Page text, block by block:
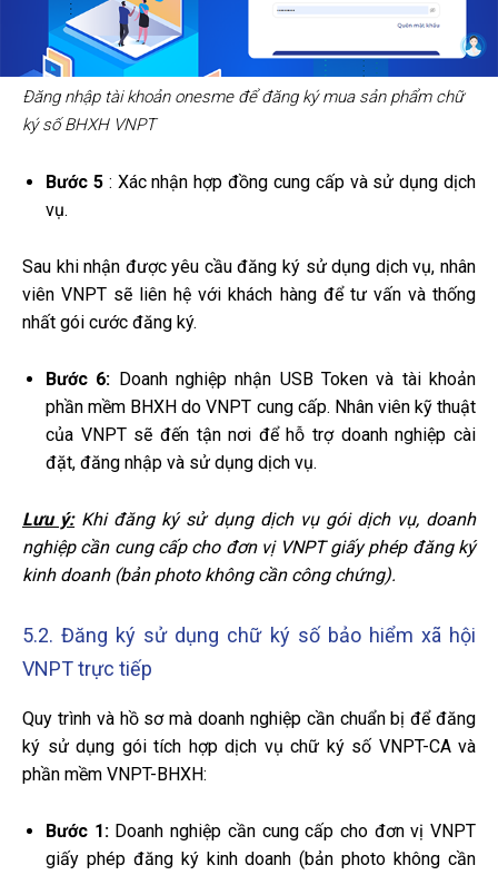
Đăng nhập tài khoản onesme để đăng ký mua sản phẩm chữ
ký sốBHXH VNPT
Bước 5: Xác nhận hợp đồng cung cấp và sử dụng dịch
vụ.
Sau khi nhận được yêu cầu đăng ký sử dụng dịch vụ, nhân
viên VNPT sẽ liên hệ với khách hàng để tư vấn và thống
nhất gói cước đăng ký.
Bước 6: Doanh nghiệp nhận USB Token và tài khoản
phần mềm BHXH do VNPT cung cấp. Nhân viên kỹ thuật
của VNPT sẽ đến tận nơi để hỗ trợ doanh nghiệp cài
đặt, đăng nhập và sử dụng dịch vụ.
Lưu ý: Khi đăng ký sử dụng dịch vụ gói dịch vụ, doanh
nghiệp cần cung cấp cho đơn vị VNPT giấy phép đăng ký
kinh doanh (bản photo không cần công chứng).
5.2. Đăng ký sử dụng chữ ký số bảo hiểm xã hội
VNPT trực tiếp
Quy trình và hồ sơ mà doanh nghiệp cần chuẩn bị để đăng
ký sử dụng gói tích hợp dịch vụ chữ ký số VNPT-CA và
phần mềm VNPT-BHXH:
Bước 1: Doanh nghiệp cần cung cấp cho đơn vị VNPT
giấy phép đăng ký kinh doanh (bản photo không cần